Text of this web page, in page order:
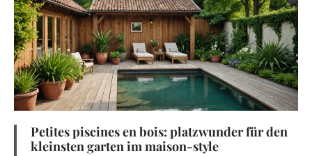
Petites piscines en bois: platzwunder für den
kleinsten garten im maison-style